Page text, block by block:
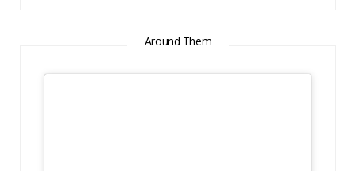
Around Them